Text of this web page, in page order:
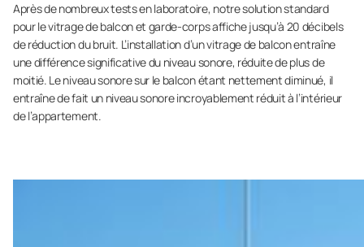
Après de nombreux tests en laboratoire, notre solution standard
pour le vitrage de balcon et garde-corps affiche jusqu’à 20 décibels
de réduction du bruit. L’installation d’un vitrage de balcon entraîne
une différence significative du niveau sonore, réduite de plus de
moitié. Le niveau sonore sur le balcon étant nettement diminué, il
entraîne de fait un niveau sonore incroyablement réduit à l’intérieur
de l’appartement.